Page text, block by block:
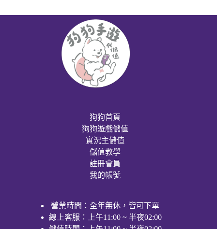
狗狗首頁
狗狗遊戲儲值
實況主儲值
儲值教學
註冊會員
我的帳號
營業時間：全年無休，皆可下單
線上客服：上午11:00 ~ 半夜02:00